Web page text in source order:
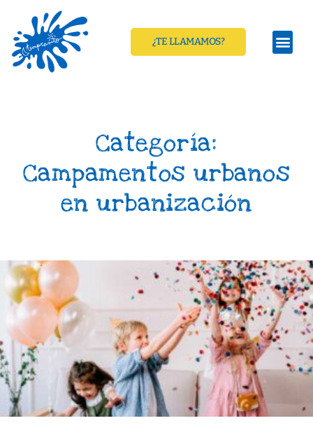
¿TE LLAMAMOS?
Categoría:
Campamentos urbanos
en urbanización